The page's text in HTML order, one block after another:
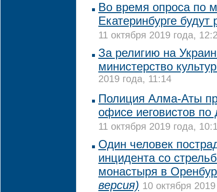
Во время опроса по
Екатеринбурге будут
11 октября 2019 года,
За религию на
министерство
2019 года, 11:14
Полиция Алма-Аты
офисе иеговистов
11 октября 2019 года,
Один человек
инцидента со
монастыря в
версия) 10 октября